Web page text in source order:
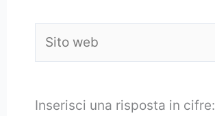
web
Inserisci una risposta in cifre: